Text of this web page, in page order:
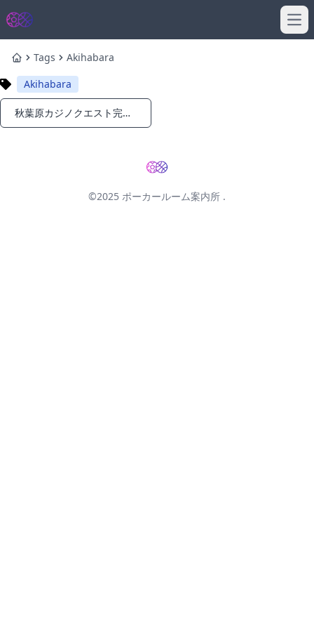
HomeTags
Akihabara
Akihabara
Notifications 秋葉原カジノクエスト完全ガイド！秋葉原でおすすめのポーカー店舗｜東京アミューズメントカジノ
©2025 ポーカールーム案内所 .